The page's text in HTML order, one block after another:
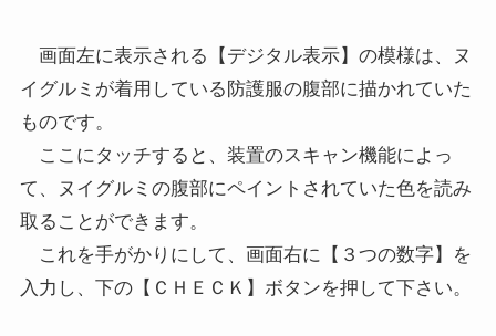
画面左に表示される【デジタル表示】の模様は、ヌ
イグルミが着用している防護服の腹部に描かれていた
ものです。
ここにタッチすると、装置のスキャン機能によっ
て、ヌイグルミの腹部にペイントされていた色を読み
取ることができます。
これを手がかりにして、画面右に【３つの数字】を
入力し、下の【ＣＨＥＣＫ】ボタンを押して下さい。